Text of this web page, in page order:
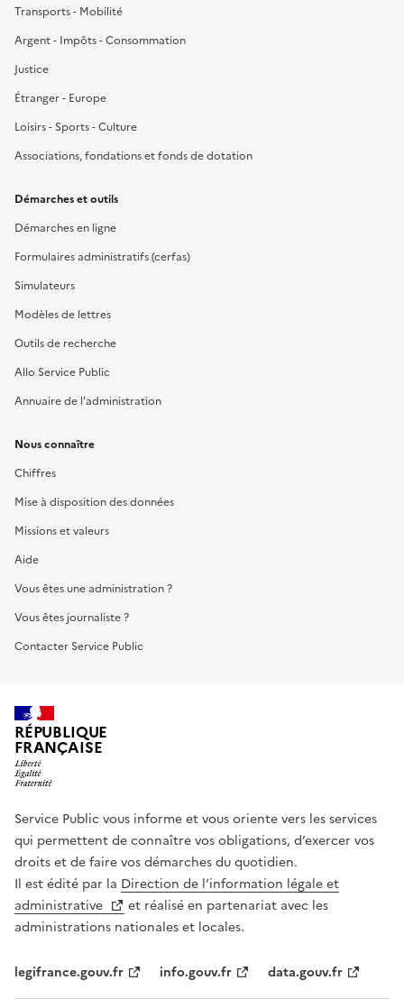
Transports - Mobilité
Argent - Impôts - Consommation
Justice
Étranger - Europe
Loisirs - Sports - Culture
Associations, fondations et fonds de dotation
Démarches et outils
Démarches en ligne
Formulaires administratifs (cerfas)
Simulateurs
Modèles de lettres
Outils de recherche
Allo Service Public
Annuaire de l'administration
Nous connaître
Chiffres
Mise à disposition des données
Missions et valeurs
Aide
Vous êtes une administration ?
Vous êtes journaliste ?
Contacter Service Public
RÉPUBLIQUE
FRANÇAISE
Service Public vous informe et vous oriente vers les services
qui permettent de connaître vos obligations, d’exercer vos
droits et de faire vos démarches du quotidien.
Il est édité par la Direction de l’information légale et
administrative
et réalisé en partenariat avec les
administrations nationales et locales.
legifrance.gouv.fr info.gouv.fr data.gouv.fr